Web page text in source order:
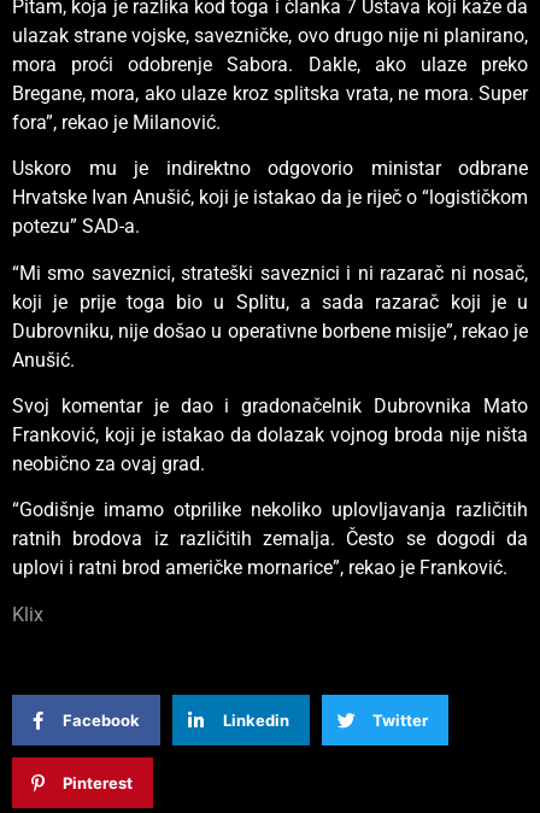
Pitam, koja je razlika kod toga i članka 7 Ustava koji kaže da
ulazak strane vojske, savezničke, ovo drugo nije ni planirano,
mora proći odobrenje Sabora. Dakle, ako ulaze preko
Bregane, mora, ako ulaze kroz splitska vrata, ne mora. Super
fora”, rekao je Milanović.
Uskoro mu je indirektno odgovorio ministar odbrane
Hrvatske Ivan Anušić, koji je istakao da je riječ o “logističkom
potezu” SAD-a.
“Mi smo saveznici, strateški saveznici i ni razarač ni nosač,
koji je prije toga bio u Splitu, a sada razarač koji je u
Dubrovniku, nije došao u operativne borbene misije”, rekao je
Anušić.
Svoj komentar je dao i gradonačelnik Dubrovnika Mato
Franković, koji je istakao da dolazak vojnog broda nije ništa
neobično za ovaj grad.
“Godišnje imamo otprilike nekoliko uplovljavanja različitih
ratnih brodova iz različitih zemalja. Često se dogodi da
uplovi i ratni brod američke mornarice”, rekao je Franković.
Klix
Facebook Linkedin Twitter
Pinterest